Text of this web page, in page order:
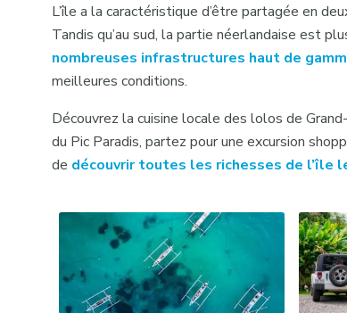
L’île a la caractéristique d’être partagée en
Tandis qu’au sud, la partie néerlandaise est
nombreuses infrastructures haut de
meilleures conditions.
Découvrez la cuisine locale des lolos de
du Pic Paradis, partez pour une excursion
de découvrir toutes les richesses de l’île